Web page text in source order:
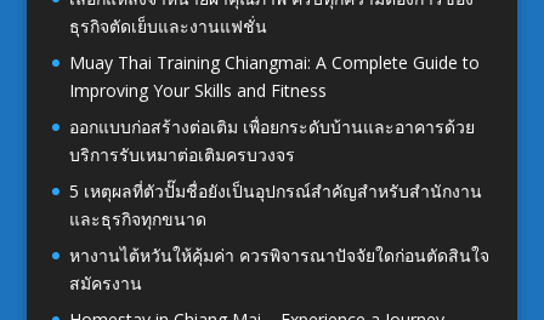
ธุรกิจตัดเย็บและงานแฟชั่น
Muay Thai Training Chiangmai: A Complete Guide to
Improving Your Skills and Fitness
ออกแบบก่อสร้างต่อเติม เพื่อยกระดับบ้านและอาคารด้วย
บริการรับเหมาต่อเติมครบวงจร
5 เหตุผลที่ตัวปั๊มชื่อยังเป็นอุปกรณ์สำคัญสำหรับสำนักงาน
และธุรกิจทุกขนาด
หางานไต้หวันให้คุ้มค่า ควรพิจารณาปัจจัยใดก่อนตัดสินใจ
สมัครงาน